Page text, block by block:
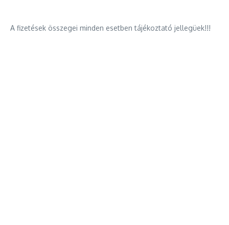
A fizetések összegei minden esetben tájékoztató jellegüek!!!